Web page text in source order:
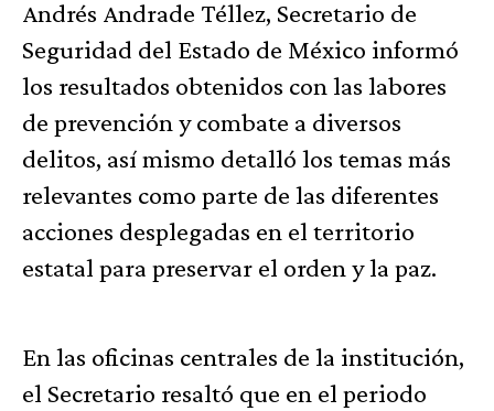
Andrés Andrade Téllez, Secretario de
Seguridad del Estado de México informó
los resultados obtenidos con las labores
de prevención y combate a diversos
delitos, así mismo detalló los temas más
relevantes como parte de las diferentes
acciones desplegadas en el territorio
estatal para preservar el orden y la paz.
En las oficinas centrales de la institución,
el Secretario resaltó que en el periodo